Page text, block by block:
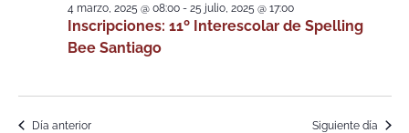
Inscripciones: 11º Interescolar de Spelling
Bee Santiago
4 marzo, 2025 @ 08:00- 25 julio, 2025 @ 17:00
Día anterior Siguiente día